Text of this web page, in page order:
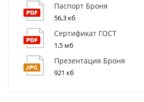
Паспорт Броня
56,3 кб
Сертификат ГОСТ
1,5 мб
Презентация Броня
921 кб